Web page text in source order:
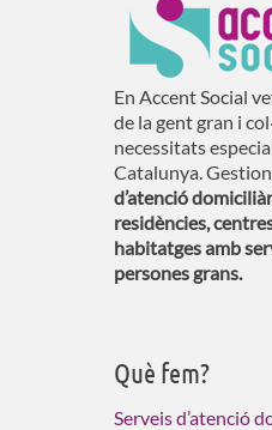
En Accent Social
de la gent gran i
necessitats
Catalunya.
d’atenció
residències,
habitatges amb
persones grans.
Què fem?
Serveis d’atenció